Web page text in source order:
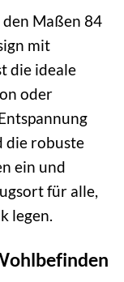
Maßen 84
mit
die ideale
oder
die robuste
ein und
für alle,
legen.